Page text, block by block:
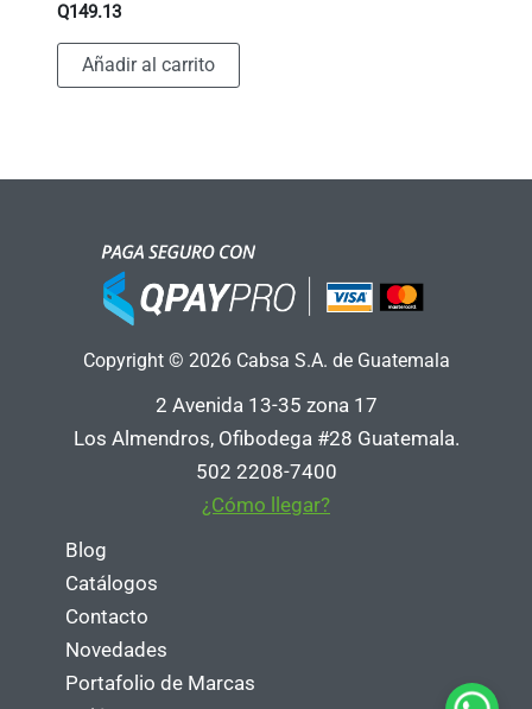
Q149.13
Añadir al carrito
Copyright © 2026 Cabsa S.A. de Guatemala
2 Avenida 13-35 zona 17
Los Almendros, Ofibodega #28 Guatemala.
502 2208-7400
¿Cómo llegar?
Blog
Catálogos
Contacto
Novedades
Portafolio de Marcas